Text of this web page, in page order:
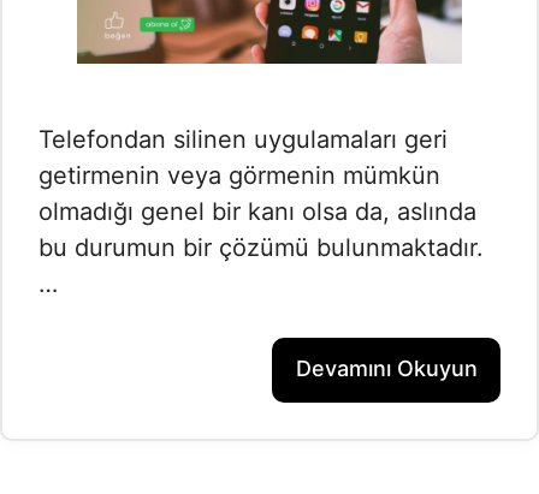
Telefondan silinen uygulamaları geri
getirmenin veya görmenin mümkün
olmadığı genel bir kanı olsa da, aslında
bu durumun bir çözümü bulunmaktadır.
…
Devamını Okuyun